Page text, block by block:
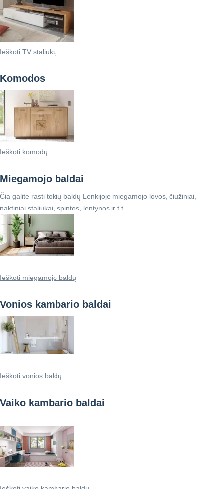
Ieškoti TV staliukų
Komodos
Ieškoti komodų
Miegamojo baldai
Čia galite rasti tokių baldų Lenkijoje miegamojo lovos, čiužiniai,
naktiniai staliukai, spintos, lentynos ir t.t
Ieškoti miegamojo baldų
Vonios kambario baldai
Ieškoti vonios baldų
Vaiko kambario baldai